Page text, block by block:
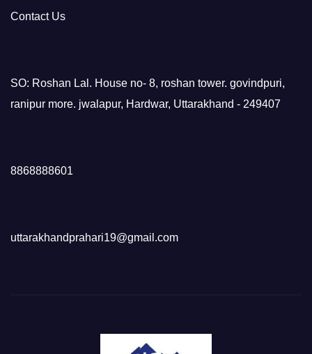
Contact Us
SO: Roshan Lal. House no- 8, roshan tower. govindpuri,
ranipur more. jwalapur, Hardwar, Uttarakhand - 249407
8868888601
uttarakhandprahari19@gmail.com